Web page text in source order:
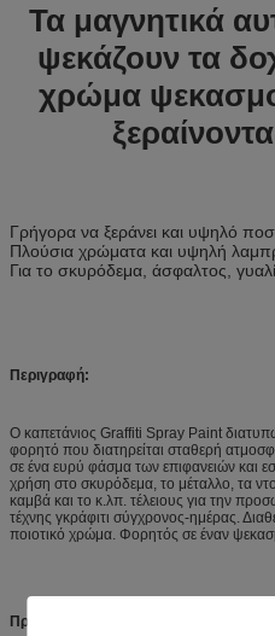
Τα μαγνητικά
ψεκάζουν τα
χρώμα
Γρήγορα να ξεράνει και υψηλό
Πλούσια χρώματα και υψηλή
Για το σκυρόδεμα, άσφαλτος,
Περιγραφή:
Ο καπετάνιος Graffiti Spray Paint
φορητό που διατηρείται σταθερή
σε ένα ευρύ φάσμα των επιφανειών και
χρήση στο σκυρόδεμα, το μέταλλο, τα
καμβά και το κ.λπ. τέλειους για την
τέχνης γκράφιτι σύγχρονος-ημέρας.
ποιοτικό χρώμα. Φορητός σε έναν
Προφυλάξεις: